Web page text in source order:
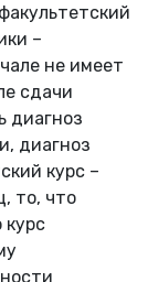
–
не имеет
сдачи
диагноз
диагноз
курс –
то, что
курс